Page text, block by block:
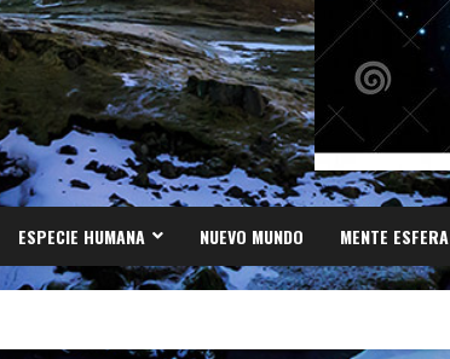
ESPECIE HUMANA NUEVO MUNDO MENTE ESFERA